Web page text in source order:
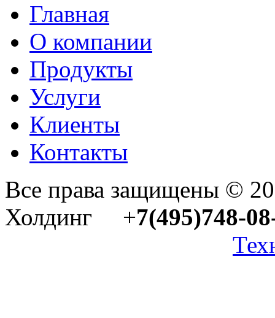
Главная
О компании
Продукты
Услуги
Клиенты
Контакты
Все права защищены ©
Холдинг +7(495)748-